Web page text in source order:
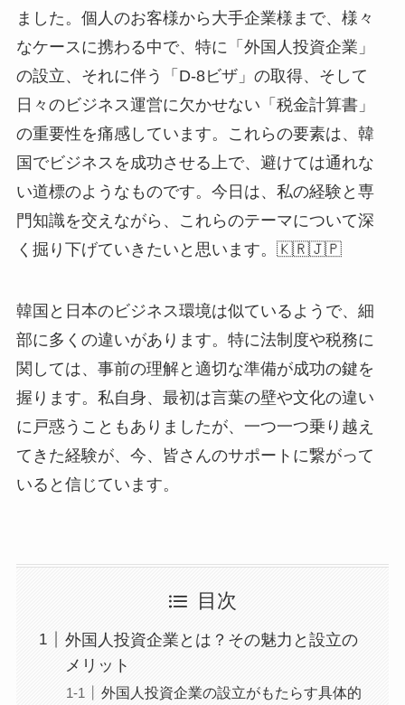
ました。個人のお客様から大手企業様まで、様々
なケースに携わる中で、特に「外国人投資企業」
の設立、それに伴う「D-8ビザ」の取得、そして
日々のビジネス運営に欠かせない「税金計算書」
の重要性を痛感しています。これらの要素は、韓
国でビジネスを成功させる上で、避けては通れな
い道標のようなものです。今日は、私の経験と専
門知識を交えながら、これらのテーマについて深
く掘り下げていきたいと思います。🇰🇷🇯🇵
韓国と日本のビジネス環境は似ているようで、細
部に多くの違いがあります。特に法制度や税務に
関しては、事前の理解と適切な準備が成功の鍵を
握ります。私自身、最初は言葉の壁や文化の違い
に戸惑うこともありましたが、一つ一つ乗り越え
てきた経験が、今、皆さんのサポートに繋がって
いると信じています。
目次
外国人投資企業とは？その魅力と設立の
メリット
外国人投資企業の設立がもたらす具体的